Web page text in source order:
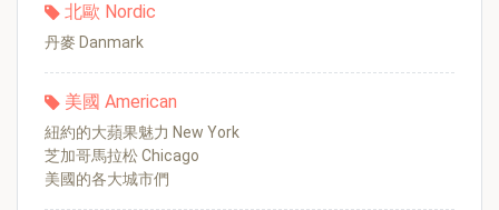
北歐 Nordic
丹麥 Danmark
美國 American
紐約的大蘋果魅力 New York
芝加哥馬拉松 Chicago
美國的各大城市們